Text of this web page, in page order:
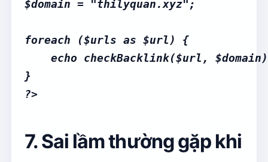
$domain = "thilyquan.xyz";
foreach ($urls as $url) {
echo checkBacklink($url,
}
7. Sai lầm thường gặp khi